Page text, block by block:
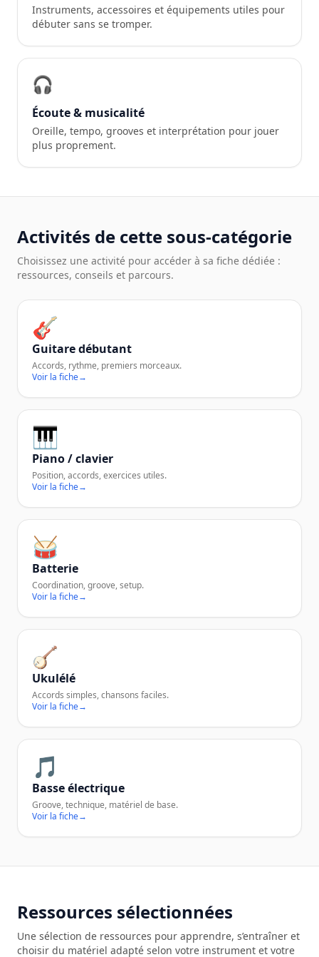
Instruments, accessoires et équipements utiles pour
débuter sans se tromper.
🎧
Écoute & musicalité
Oreille, tempo, grooves et interprétation pour jouer
plus proprement.
Activités de cette sous-catégorie
Choisissez une activité pour accéder à sa fiche dédiée :
ressources, conseils et parcours.
🎸
Guitare débutant
Accords, rythme, premiers morceaux.
Voir la fiche→
🎹
Piano / clavier
Position, accords, exercices utiles.
Voir la fiche→
🥁
Batterie
Coordination, groove, setup.
Voir la fiche→
🪕
Ukulélé
Accords simples, chansons faciles.
Voir la fiche→
🎵
Basse électrique
Groove, technique, matériel de base.
Voir la fiche→
Ressources sélectionnées
Une sélection de ressources pour apprendre, s’entraîner et
choisir du matériel adapté selon votre instrument et votre